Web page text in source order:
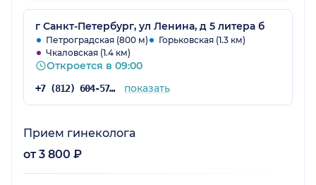
ожидания приятно посидеть — можно налить
воды, почитать информационные брошюры,
обстановка совсем не стрессовая. Приём
прошёл отлично: врач не просто бегло
осмотрел, а действительно вник в ситуацию,
задал уточняющие вопросы, учёл
аргументированы, ничего не осталось
непонятным. Отдельно отмечу, что в клинике
г Санкт-Петербург, ул Ленина, д 5 литера б
Петроградская (800 м)
Горьковская (1.3 км)
Чкаловская (1.4 км)
Откроется в 09:00
+7 (812) 604-57-48 показать
Прием гинеколога
от 3 800 ₽